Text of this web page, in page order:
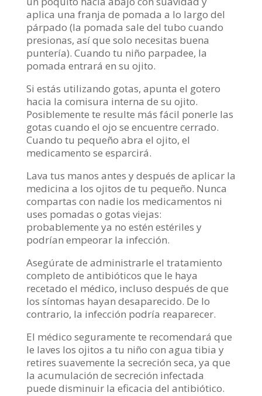
aplica una franja de pomada a lo largo del
párpado (la pomada sale del tubo cuando
presionas, así que solo necesitas buena
puntería). Cuando tu niño parpadee, la
pomada entrará en su ojito.
Si estás utilizando gotas, apunta el gotero
hacia la comisura interna de su ojito.
Posiblemente te resulte más fácil ponerle las
gotas cuando el ojo se encuentre cerrado.
Cuando tu pequeño abra el ojito, el
medicamento se esparcirá.
Lava tus manos antes y después de aplicar la
medicina a los ojitos de tu pequeño. Nunca
compartas con nadie los medicamentos ni
uses pomadas o gotas viejas:
probablemente ya no estén estériles y
podrían empeorar la infección.
Asegúrate de administrarle el tratamiento
completo de antibióticos que le haya
recetado el médico, incluso después de que
los síntomas hayan desaparecido. De lo
contrario, la infección podría reaparecer.
El médico seguramente te recomendará que
le laves los ojitos a tu niño con agua tibia y
retires suavemente la secreción seca, ya que
la acumulación de secreción infectada
puede disminuir la eficacia del antibiótico.